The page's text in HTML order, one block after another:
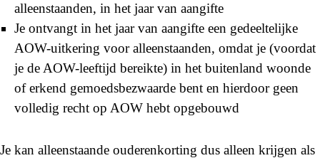
alleenstaanden, in het jaar van aangifte
Je ontvangt in het jaar van aangifte een gedeeltelijke
AOW-uitkering voor alleenstaanden, omdat je (voordat
je de AOW-leeftijd bereikte) in het buitenland woonde
of erkend gemoedsbezwaarde bent en hierdoor geen
volledig recht op AOW hebt opgebouwd
Je kan alleenstaande ouderenkorting dus alleen krijgen als